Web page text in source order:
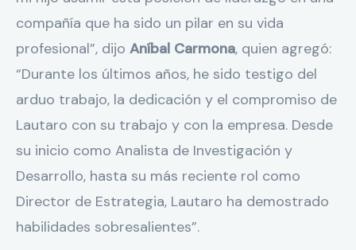
compañía que ha sido un pilar en su vida
profesional”, dijo Aníbal Carmona, quien agregó:
“Durante los últimos años, he sido testigo del
arduo trabajo, la dedicación y el compromiso de
Lautaro con su trabajo y con la empresa. Desde
su inicio como Analista de Investigación y
Desarrollo, hasta su más reciente rol como
Director de Estrategia, Lautaro ha demostrado
habilidades sobresalientes”.